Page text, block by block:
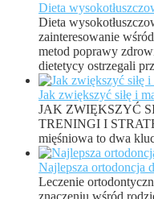
Dieta
Dieta
zainteresowanie
metod poprawy
dietetycy ostrzegali
Jak zwiększyć siłę i
JAK ZWIĘKSZYĆ
TRENINGI I
mięśniowa to dwa
Najlepsza ortodoncja
Leczenie